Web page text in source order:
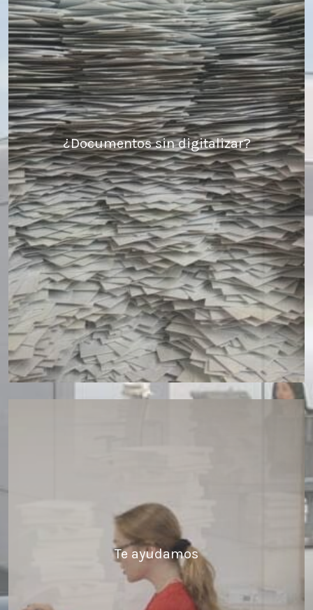
¿Documentos sin digitalizar?
Te ayudamos